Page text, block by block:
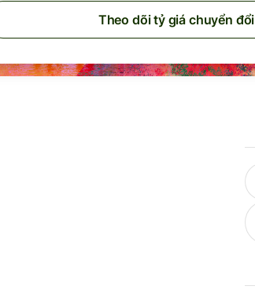
Theo dõi tỷ giá chuyển đổi